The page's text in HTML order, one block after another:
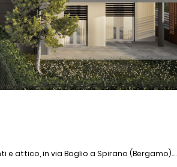
attico, in via Boglio a Spirano (Bergamo)....